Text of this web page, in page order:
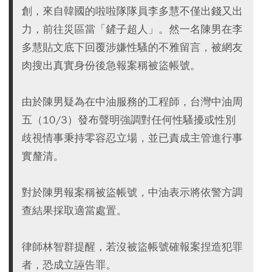
創，來自韓國的啦啦隊隊員李多慧不僅出錢又出
力，前往災區當「鏟子超人」。然一名陳男在李
多慧貼文底下回覆涉嫌性騷的不雅留言，被網友
肉搜出真實身份後急報案稱被盜帳號。
由於陳男疑為在中油服務的工程師，台灣中油周
五（10/3）發布聲明強調對任何性騷擾或性別
歧視情事秉持零容忍立場，並已責成主管進行事
實釐清。
對於陳男報案稱被盜帳號，中油表示將依警方調
查結果採取適當處置。
律師林智群提醒，若沒被盜帳號確報案捏造犯罪
者，恐成立誣告罪。